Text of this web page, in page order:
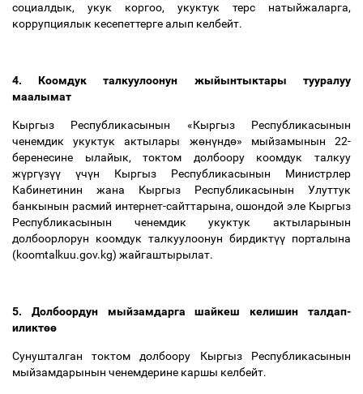
социалдык, укук коргоо, укуктук терс натыйжаларга,
коррупциялык кесепеттерге алып келбейт.
4. Коомдук талкуулоонун жыйынтыктары тууралуу
маалымат
Кыргыз Республикасынын «Кыргыз Республикасынын
ченемдик укуктук актылары жөнүндө» мыйзамынын 22-
беренесине ылайык, токтом долбоору коомдук талкуу
жүргүзүү үчүн Кыргыз Республикасынын Министрлер
Кабинетинин жана Кыргыз Республикасынын Улуттук
банкынын расмий интернет-сайттарына, ошондой эле Кыргыз
Республикасынын ченемдик укуктук актыларынын
долбоорлорун коомдук талкуулоонун бирдиктүү порталына
(koomtalkuu.gov.kg) жайгаштырылат.
5. Долбоордун мыйзамдарга шайкеш келишин талдап-
иликтөө
Сунушталган токтом долбоору Кыргыз Республикасынын
мыйзамдарынын ченемдерине каршы келбейт.